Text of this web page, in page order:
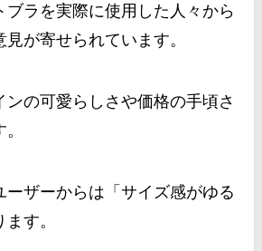
ブラを実際に使用した人々から
が寄せられています。
ンの可愛らしさや価格の手頃さ
ーザーからは「サイズ感がゆる
す。